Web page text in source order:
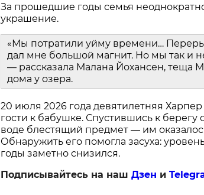
За прошедшие годы семья
украшение.
«Мы потратили уйму времени…
дал мне большой магнит. Но мы так и
— рассказала Малана Йохансен, теща
дома у озера.
20 июля 2026 года девятилетняя
гости к бабушке. Спустившись к берегу
воде блестящий предмет — им
Обнаружить его помогла засуха:
годы заметно снизился.
Подписывайтесь на наш Дзен и